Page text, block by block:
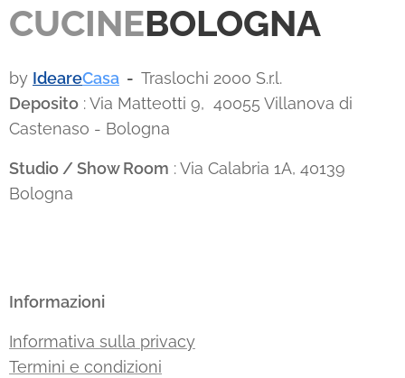
CUCINEBOLOGNA
by IdeareCasa - Traslochi 2000 S.r.l.
Deposito : Via Matteotti 9, 40055 Villanova di
Castenaso - Bologna
Studio / Show Room : Via Calabria 1A, 40139
Bologna
Informazioni
Informativa sulla privacy
Termini e condizioni